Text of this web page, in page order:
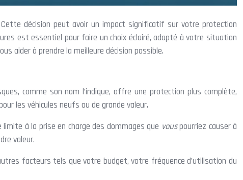
décision peut avoir un impact significatif sur votre protection
est essentiel pour faire un choix éclairé, adapté à votre situation
aider à prendre la meilleure décision possible.
comme son nom l’indique, offre une protection plus complète,
les véhicules neufs ou de grande valeur.
à la prise en charge des dommages que vouspourriez causer à
valeur.
facteurs tels que votre budget, votre fréquence d’utilisation du